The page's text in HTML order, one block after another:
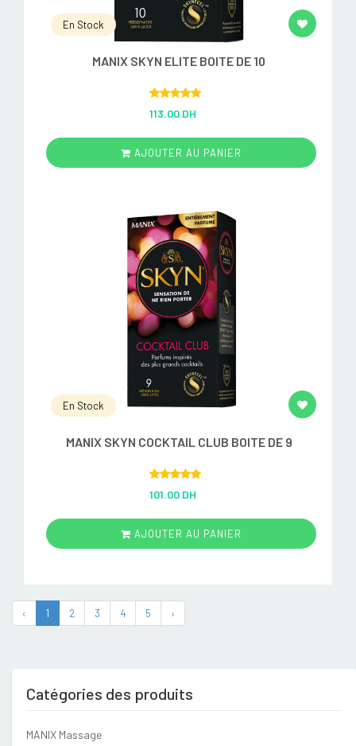
En Stock
MANIX SKYN ELITE BOITE DE 10
out of 5
113.00 DH
AJOUTER AU PANIER
En Stock
MANIX SKYN COCKTAIL CLUB BOITE DE 9
out of 5
101.00 DH
AJOUTER AU PANIER
‹ 1 2 3 4 5 ›
Catégories des produits
MANIX Massage